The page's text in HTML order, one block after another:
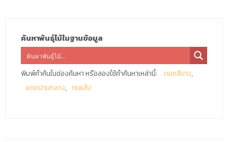
ค้นหาพันธุ์ไม้ในฐานข้อมูล
พิมพ์คำค้นในช่องค้นหา หรือลองใช้คำค้นหาเหล่านี้:
ดอกสีขาว
แดดปานกลาง
ทนแล้ง